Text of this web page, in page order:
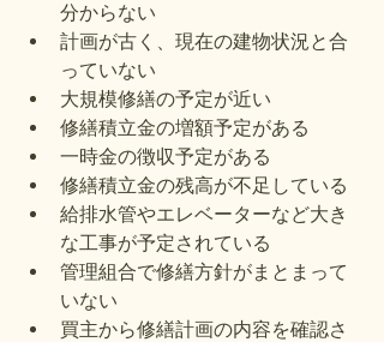
分からない
計画が古く、現在の建物状況と合
っていない
大規模修繕の予定が近い
修繕積立金の増額予定がある
一時金の徴収予定がある
修繕積立金の残高が不足している
給排水管やエレベーターなど大き
な工事が予定されている
管理組合で修繕方針がまとまって
いない
買主から修繕計画の内容を確認さ